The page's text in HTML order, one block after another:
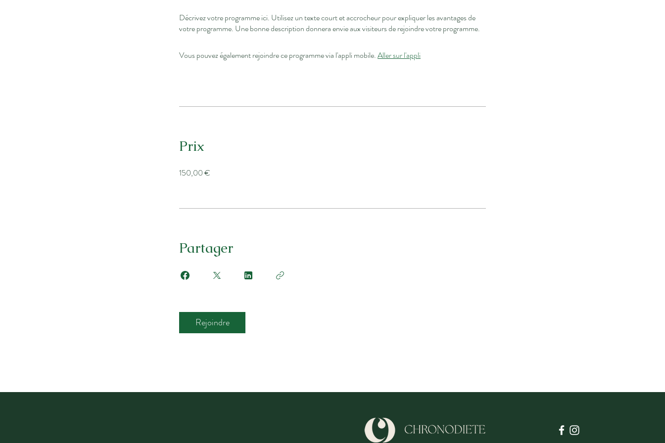
Décrivez votre programme ici. Utilisez un texte court et accrocheur pour expliquer les avantages de
Vous pouvez également rejoindre ce programme via l'appli mobile.Aller sur l'appli
Prix
150,00 €
Partager
Rejoindre